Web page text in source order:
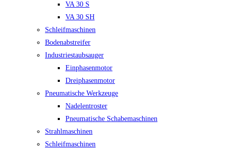
VA 30 S
VA 30 SH
Schleifmaschinen
Bodenabstreifer
Industriestaubsauger
Einphasenmotor
Dreiphasenmotor
Pneumatische Werkzeuge
Nadelentroster
Pneumatische Schabemaschinen
Strahlmaschinen
Schleifmaschinen